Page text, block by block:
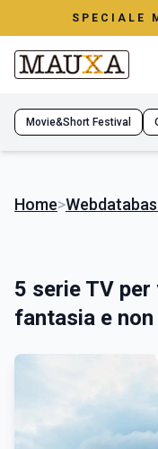
SPECIALE
Movie&Short Festival
Home>
5 serie TV per
fantasia e